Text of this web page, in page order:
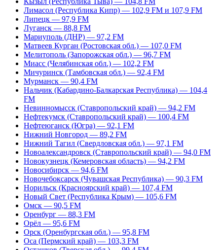
Лимасол (Республика Кипр) — 102,9 FM и 107,9 FM
Липецк — 97,9 FM
Луганск — 88,8 FM
Мариуполь (ДНР) — 97,2 FM
Матвеев Курган (Ростовская обл.) — 107,0 FM
Мелитополь (Запорожская обл.) — 96,7 FM
Миасс (Челябинская обл.) — 102,2 FM
Мичуринск (Тамбовская обл.) — 92,4 FM
Мурманск — 90,4 FM
Нальчик (Кабардино-Балкарская Республика) — 104,4
FM
Невинномысск (Ставропольский край) — 94,2 FM
Нефтекумск (Ставропольский край) — 100,4 FM
Нефтеюганск (Югра) — 92,1 FM
Нижний Новгород — 89,2 FM
Нижний Тагил (Свердловская обл.) — 97,1 FM
Новоалександровск (Ставропольский край) — 94,0 FM
Новокузнецк (Кемеровская область) — 94,2 FM
Новосибирск — 94,6 FM
Новочебоксарск (Чувашская Республика) — 90,3 FM
Норильск (Красноярский край) — 107,4 FM
Новый Свет (Республика Крым) — 105,6 FM
Омск — 90,5 FM
Оренбург — 88,3 FM
Орёл — 95,6 FM
Орск (Оренбургская обл.) — 95,8 FM
Оса (Пермский край) — 103,3 FM